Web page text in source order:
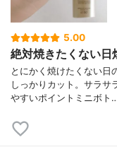
5.00
絶対焼きたくない日
とにかく焼けたくない日
しっかりカット。サラサ
やすいポイントミニボト